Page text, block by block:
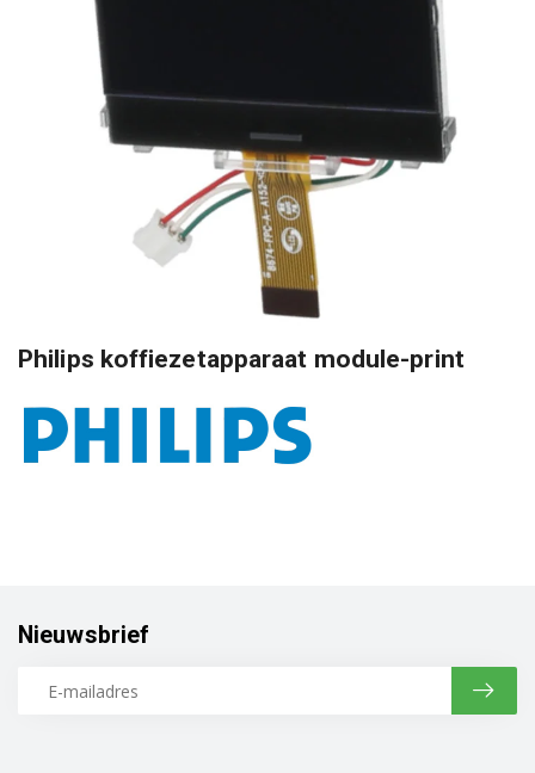
Philips koffiezetapparaat module-print
Nieuwsbrief